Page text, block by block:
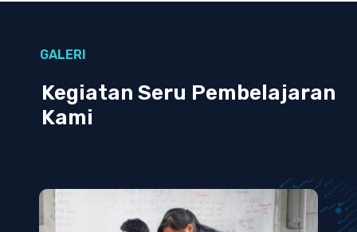
GALERI
Kegiatan Seru Pembelajaran
Kami